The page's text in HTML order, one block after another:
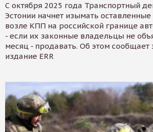
С октября 2025 года Транспортный
Эстонии начнет изымать
возле КПП на российской границе
- если их законные владельцы не
месяц - продавать. Об этом сообщает
издание ERR